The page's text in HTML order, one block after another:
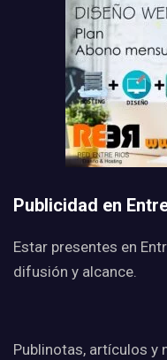
Publicidad en
Estar presentes en
difusión y alcance.
Publinotas, artículos y